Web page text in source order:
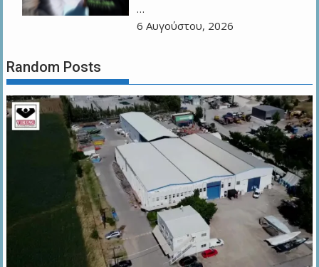
…
6 Αυγούστου, 2026
Random Posts